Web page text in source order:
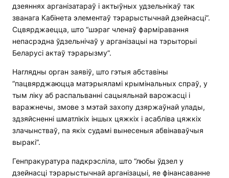
дзеяннях арганізатараў і актыўных удзельнікаў так
званага Кабінета элементаў тэрарыстычнай дзейнасці”.
Сцвярджаецца, што “шэраг членаў фарміравання
непасрэдна ўдзельнічаў у арганізацыі на тэрыторыі
Беларусі актаў тэрарызму”.
Наглядны орган заявіў, што гэтыя абставіны
“пацвярджаюцца матэрыяламі крымінальных спраў, у
тым ліку аб распальванні сацыяльнай варожасці і
варажнечы, змове з мэтай захопу дзяржаўнай улады,
здзяйсненні шматлікіх іншых цяжкіх і асабліва цяжкіх
злачынстваў, па якіх судамі вынесеныя абвінаваўчыя
выракі”.
Генпракуратура падкрэсліла, што “любы ўдзел у
дзейнасці тэрарыстычнай арганізацыі, яе фінансаванне